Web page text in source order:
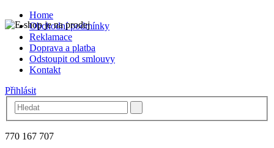
Home
Obchodní podmínky
Reklamace
Doprava a platba
Odstoupit od smlouvy
Kontakt
Přihlásit
770 167 707